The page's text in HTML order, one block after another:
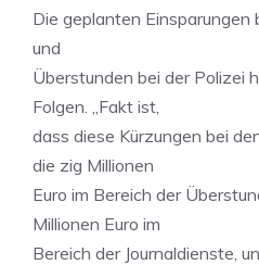
Die geplanten
und
Überstunden bei der Polizei
Folgen. „Fakt ist,
dass diese Kürzungen bei
die zig Millionen
Euro im Bereich der
Millionen Euro im
Bereich der Journaldienste,